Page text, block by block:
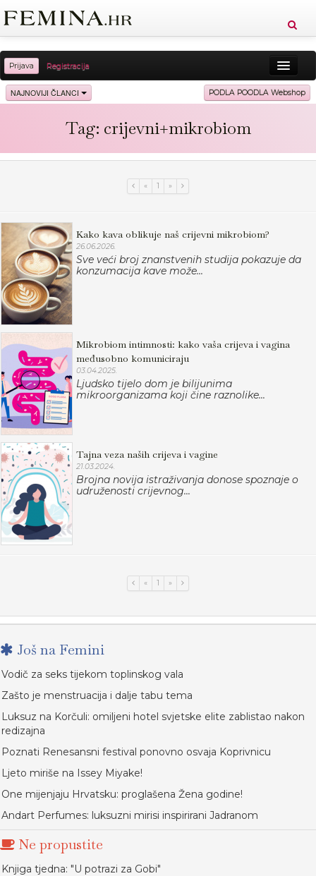
Prijava Registracija
Sreća Zdravlje Vitkost
Ljubav Putovanja
NAJNOVIJI ČLANCI PODLA POODLA Webshop
Tag: crijevni+mikrobiom
« 1 »
Kako kava oblikuje naš crijevni mikrobiom?
26.06.2026.
Sve veći broj znanstvenih studija pokazuje da
konzumacija kave može...
Mikrobiom intimnosti: kako vaša crijeva i vagina
međusobno komuniciraju
03.04.2025.
Ljudsko tijelo dom je bilijunima
mikroorganizama koji čine raznolike...
Tajna veza naših crijeva i vagine
21.03.2024.
Brojna novija istraživanja donose spoznaje o
udruženosti crijevnog...
« 1 »
Još na Femini
Vodič za seks tijekom toplinskog vala
Zašto je menstruacija i dalje tabu tema
Luksuz na Korčuli: omiljeni hotel svjetske elite zablistao nakon
redizajna
Poznati Renesansni festival ponovno osvaja Koprivnicu
Ljeto miriše na Issey Miyake!
One mijenjaju Hrvatsku: proglašena Žena godine!
Andart Perfumes: luksuzni mirisi inspirirani Jadranom
Ne propustite
Knjiga tjedna: "U potrazi za Gobi"